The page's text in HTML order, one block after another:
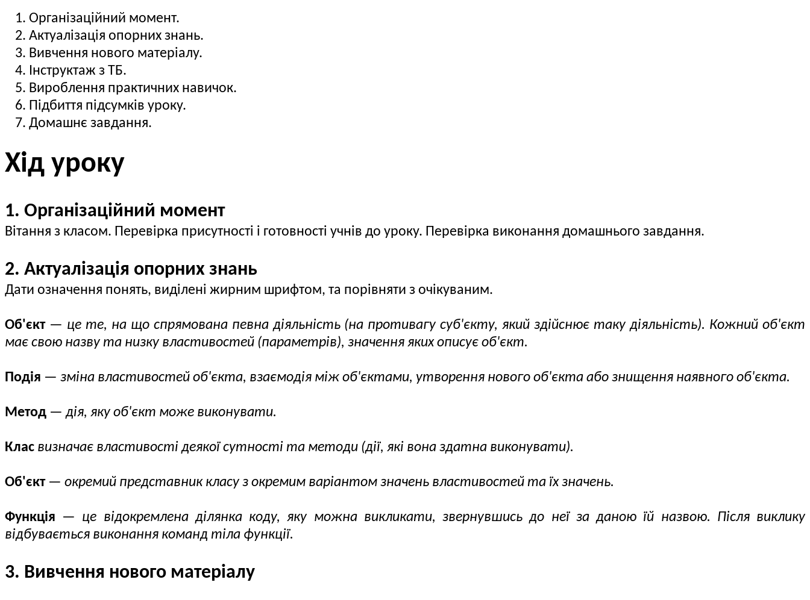
Організаційний момент.
Актуалізація опорних знань.
Вивчення нового матеріалу.
Інструктаж з ТБ.
Вироблення практичних навичок.
Підбиття підсумків уроку.
Домашнє завдання.
Хід уроку
1. Організаційний момент
Вітання з класом. Перевірка присутності і готовності учнів до уроку. Перевірка виконання домашнього завдання.
2. Актуалізація опорних знань
Дати означення понять, виділені жирним шрифтом, та порівняти з очікуваним.
Об'єкт— це те, на що спрямована певна діяльність (на противагу суб'єкту, який здійснює таку діяльність). Кожний об'єкт
має свою назву та низку властивостей (параметрів), значення яких описує об'єкт.
Подія — зміна властивостей об'єкта, взаємодія між об'єктами, утворення нового об'єкта або знищення наявного об'єкта.
Метод — дія, яку об'єкт може виконувати.
Клас визначає властивості деякої сутності та методи (дії, які вона здатна виконувати).
Об'єкт— окремий представник класу з окремим варіантом значень властивостей та їх значень.
Функція — це відокремлена ділянка коду, яку можна викликати, звернувшись до неї за даною їй назвою. Після виклику
відбувається виконання команд тіла функції.
3. Вивчення нового матеріалу